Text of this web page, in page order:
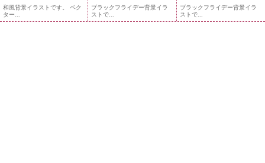
和風背景イラストです。 ベク
ター...
ブラックフライデー背景イラ
ストで...
ブラックフライデー背景イラ
ストで...